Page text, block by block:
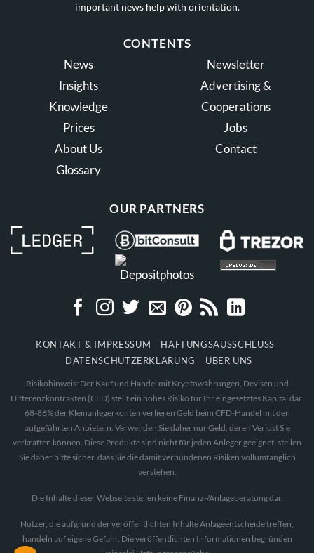
important news help with orientation.
CONTENTS
News
Insights
Knowledge
Prices
About Us
Glossary
Newsletter
Advertising &
Cooperations
Jobs
Contact
OUR PARTNERS
KONTAKT & IMPRESSUM
HAFTUNGSAUSSCHLUSS
DATENSCHUTZERKLÄRUNG
ÜBER UNS
Risikohinweis: Der Kauf und Handel mit Kryptowährungen, Devisen und
Differenzkontrakten (CFD) stellt ein hohes Risiko für Ihr eingesetztes Kapital dar.
68-86% der Kleinanlegerkonten verlieren Geld beim CFD-Handel mit den
aufgeführten Anbietern. Verwenden Sie daher nur Geld, deren Verlust Sie
verkraften können. Diese Produkte sind nicht für jeden Anleger geeignet, stellen
Sie daher bitte sicher, dass Sie die damit verbundenen Risiken vollumfänglich
verstehen.
Die Inhalte dieser Webseite stellen keine Finanz-/Anlageberatung dar.
Nutzer, die aufgrund der veröffentlichten Inhalte Anlageentscheide treffen,
handeln auf eigene Gefahr. Die veröffentlichten Informationen begründen